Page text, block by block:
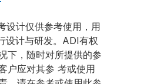
设计仅供参考使用，用
设计与研发。ADI有权
下，随时对所提供的参
户应对其参 考或使用